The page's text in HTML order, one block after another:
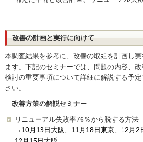
改善の計画と実行に向けて
本調査結果を参考に、改善の取組を計画し
ます。下記のセミナーでは、問題の内容、
検討の重要事項について詳細に解説する予
さい。
改善方策の解説セミナー
リニューアル失敗率76％から脱する方法
→ 10月13日大阪 11月18日東京 12月2